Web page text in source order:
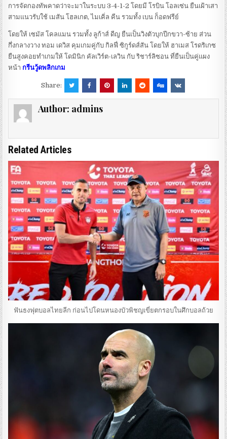
การจัดกองทัพคาดว่าจะมาในระบบ 3-4-1-2 โดยมี โรบิน โอลเซ่น ยืนเฝ้าเสา
สามแนวรับใช้ เมสัน โฮลเกต, ไมเคิ่ล คีน รวมทั้ง เบน ก็อดฟรีย์
โดยให้ เซมัส โคลแมน รวมทั้ง ลูก้าส์ ดีญ ยืนเป็นวิงตัวบุกปีกขวา-ซ้าย ส่วน
กึ่งกลางวาง ทอม เดวิส คุมเกมคู่กับ กิลฟี่ ซิกูร์ดส์สัน โดยให้ ฮาเมส โรดริเกซ
ยืนสูงคอยทำเกมให้ โดมินิก คัลเวิร์ต-เลวิน กับ ริชาร์ลิซอน ที่ยืนเป็นคู่แผง
หน้ากรีนวู้ดพลิกเกม
Share:
Author: admins
Related Articles
ฟันธงฟุตบอลไทยลีก ก่อนไปโดนหนองบัวพิชญเขี่ยตกรอบในศึกบอลถ้วย